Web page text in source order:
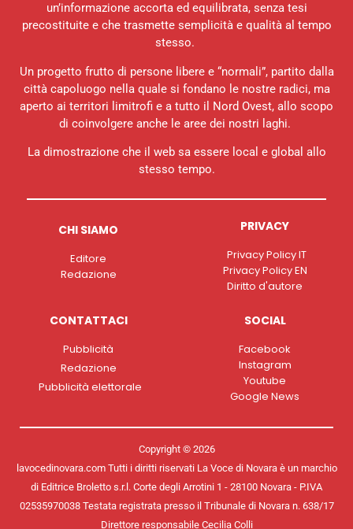
un’informazione accorta ed equilibrata, senza tesi
precostituite e che trasmette semplicità e qualità al tempo
stesso.
Un progetto frutto di persone libere e “normali”, partito dalla
città capoluogo nella quale si fondano le nostre radici, ma
aperto ai territori limitrofi e a tutto il Nord Ovest, allo scopo
di coinvolgere anche le aree dei nostri laghi.
La dimostrazione che il web sa essere local e global allo
stesso tempo.
CHI SIAMO
Editore
Redazione
PRIVACY
Privacy Policy IT
Privacy Policy EN
Diritto d'autore
CONTATTACI
Pubblicità
Redazione
Pubblicità elettorale
SOCIAL
Facebook
Instagram
Youtube
Google News
Copyright © 2026
lavocedinovara.com Tutti i diritti riservati La Voce di Novara è un marchio
di Editrice Broletto s.r.l. Corte degli Arrotini 1 - 28100 Novara - P.IVA
02535970038 Testata registrata presso il Tribunale di Novara n. 638/17
Direttore responsabile Cecilia Colli